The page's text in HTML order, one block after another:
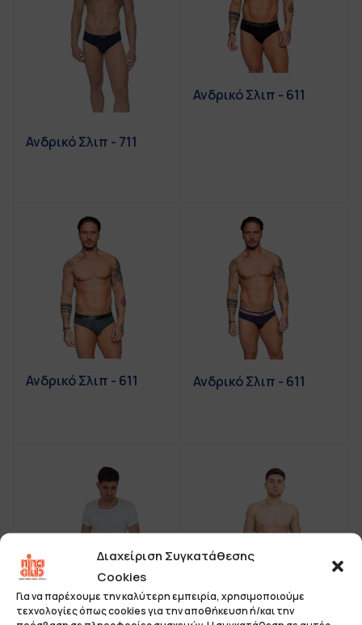
Διαχείριση Συγκατάθεσης
Cookies
Για να παρέχουμε την καλύτερη εμπειρία, χρησιμοποιούμε
τεχνολογίες όπως cookies για την αποθήκευση ή/και την
Ανδρικό Σλιπ - 711
Ανδρικό Σλιπ - 611
Ανδρικό Σλιπ - 611 Ανδρικό Σλιπ - 611